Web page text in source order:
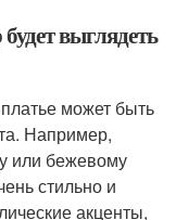
выглядеть
может быть
Например,
или бежевому
стильно и
акценты,